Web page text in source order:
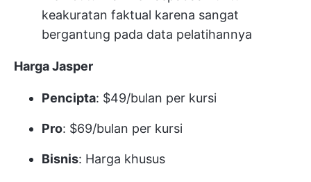
keakuratan faktual karena sangat
bergantung pada data pelatihannya
Harga Jasper
Pencipta: $49/bulan per kursi
Pro: $69/bulan per kursi
Bisnis: Harga khusus